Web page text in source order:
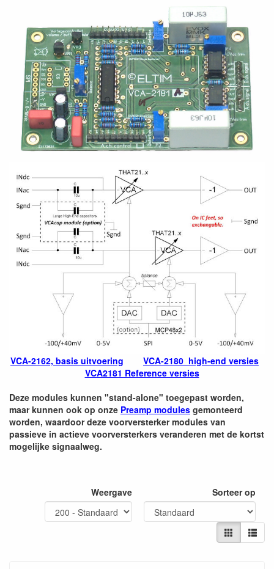
VCA-2162, basis uitvoering
VCA-2180 high-end versies
VCA2181 Reference versies
Deze modules kunnen "stand-alone" toegepast worden,
maar kunnen ook op onze Preamp modules gemonteerd
worden, waardoor deze voorversterker modules van
passieve in actieve voorversterkers veranderen met de kortst
mogelijke signaalweg.
Weergave Sorteer op